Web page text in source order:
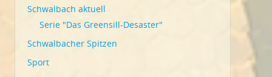
Schwalbach aktuell
Serie "Das Greensill-Desaster"
Schwalbacher Spitzen
Sport